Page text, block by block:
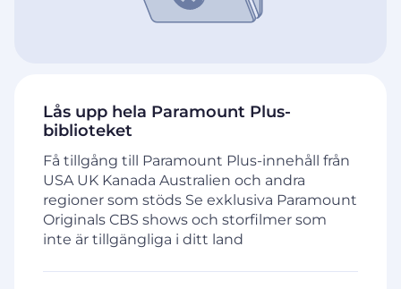
Lås upp hela Paramount Plus-
biblioteket
Få tillgång till Paramount Plus-innehåll från
USA UK Kanada Australien och andra
regioner som stöds Se exklusiva Paramount
Originals CBS shows och storfilmer som
inte är tillgängliga i ditt land